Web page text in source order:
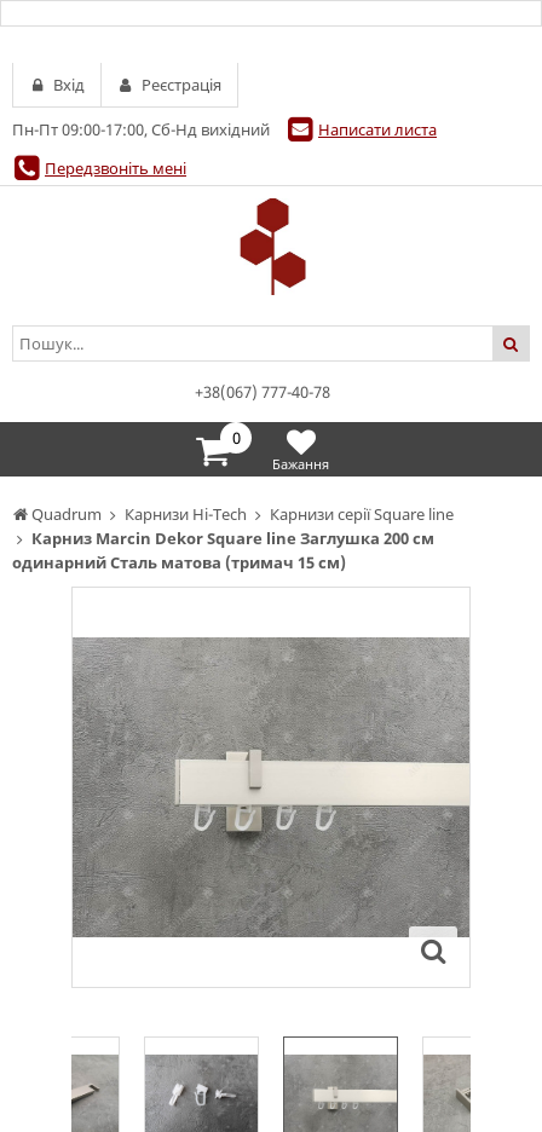
Quadrum Карнизи Hi-Tech
Карнизи серії Square line
Карниз Marcin Dekor Square line Заглушка 200 см
одинарний Сталь матова (тримач 15 см)
Пн-Пт 09:00-17:00, Сб-Нд вихідний
Написати листа
Передзвоніть мені
Вхід Реєстрація
+38(067) 777-40-78
0
Бажання